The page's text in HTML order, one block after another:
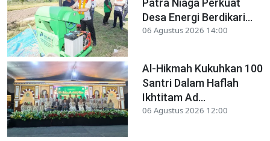
Patra Niaga Perkuat
Desa Energi Berdikari...
06 Agustus 2026 14:00
Al-Hikmah Kukuhkan 100
Santri Dalam Haflah
Ikhtitam Ad...
06 Agustus 2026 12:00